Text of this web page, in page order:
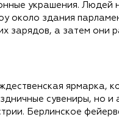
украшения. Людей
около здания
а затем они
ярмарка,
сувениры, но и
Берлинское